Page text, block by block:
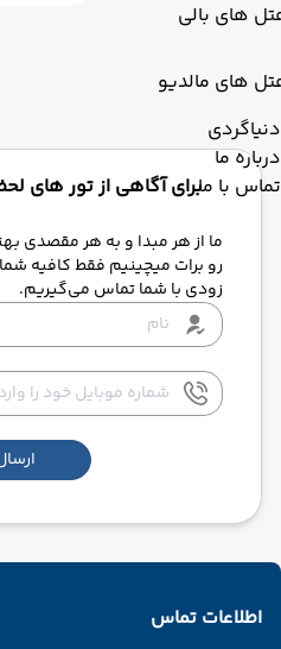
های بالی
های مالدیو
دنیاگردی
درباره ما
تماس با مابرای آگاهی از تور های
ما از هر مبدا و به هر مقصدی
رو برات میچینیم فقط کافیه
زودی با شما تماس می‌گیریم.
اطلاعات تماس